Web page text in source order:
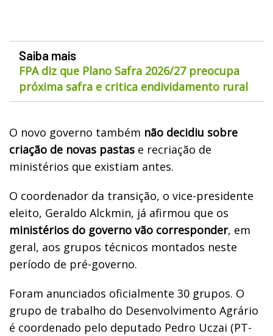
Saiba mais
FPA diz que Plano Safra 2026/27 preocupa
próxima safra e critica endividamento rural
O novo governo também não decidiu sobre
criação de novas pastas e recriação de
ministérios que existiam antes.
O coordenador da transição, o vice-presidente
eleito, Geraldo Alckmin, já afirmou que os
ministérios do governo vão corresponder, em
geral, aos grupos técnicos montados neste
período de pré-governo.
Foram anunciados oficialmente 30 grupos. O
grupo de trabalho do Desenvolvimento Agrário
é coordenado pelo deputado Pedro Uczai (PT-